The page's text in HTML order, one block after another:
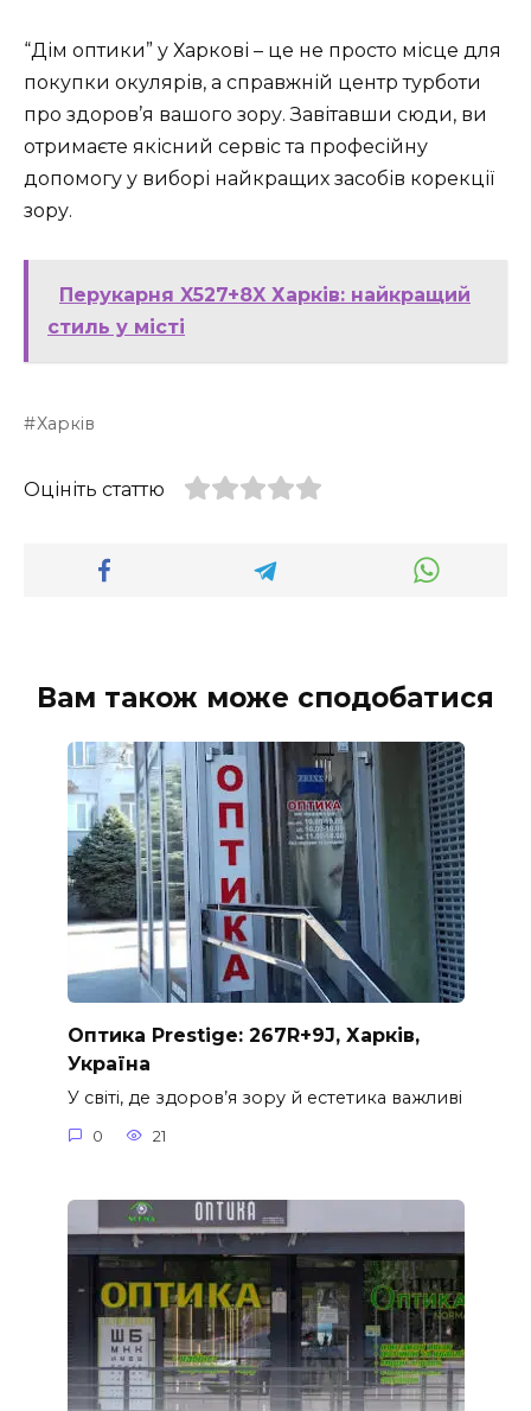
“Дім оптики” у Харкові – це не просто місце для
покупки окулярів, а справжній центр турботи
про здоров’я вашого зору. Завітавши сюди, ви
отримаєте якісний сервіс та професійну
допомогу у виборі найкращих засобів корекції
зору.
Перукарня X527+8X Харків: найкращий
стиль у місті
Харків
Оцініть статтю
Вам також може сподобатися
Оптика Prestige: 267R+9J, Харків,
Україна
У світі, де здоров’я зору й естетика важливі
0 21